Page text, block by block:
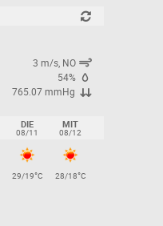
3 m/s, NO
54%
765.07 mmHg
DIE
08/11
MIT
08/12
29/19°C 28/18°C